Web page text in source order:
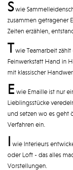
Swie
zusammen getragener
Zeiten erzählen,
T wie Teamarbeit
Feinwerkstatt Hand in
mit klassischer
E wie Emaille ist nur
Lieblingsstücke
und setzen wo es geht
Verfahren ein.
I wie Interieurs
oder Loft - das alles
Vorstellungen.